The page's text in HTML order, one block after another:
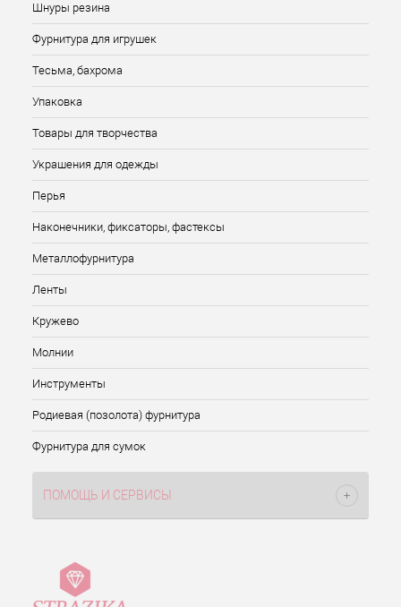
Шнуры резина
Фурнитура для игрушек
Тесьма, бахрома
Упаковка
Товары для творчества
Украшения для одежды
Перья
Наконечники, фиксаторы, фастексы
Металлофурнитура
Ленты
Кружево
Молнии
Инструменты
Родиевая (позолота) фурнитура
Фурнитура для сумок
ПОМОЩЬ И СЕРВИСЫ